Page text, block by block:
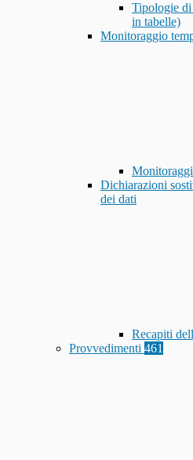
Tipologie di
in tabelle)
Monitoraggio
Dichiarazioni
dei dati
Recapiti
Provvedimenti 461